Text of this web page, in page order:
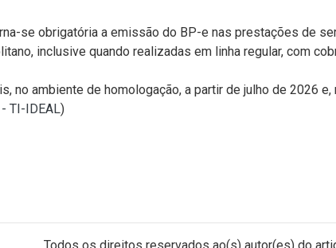
se obrigatória a emissão do BP-e nas prestações de
inclusive quando realizadas em linha regular, com
no ambiente de homologação, a partir de julho de 2026
TI-IDEAL)